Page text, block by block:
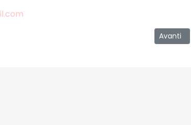
luce di Dio e della chiamata a lui rivolta nellaArticolo
Avanti